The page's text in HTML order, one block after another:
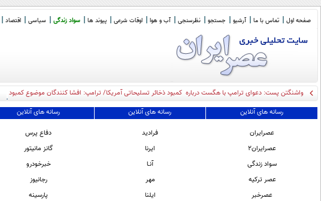
صفحه اول تماس با ما آرشیو جستجو نظرسنجی آب و هوا اوقات شرعی پیوند ها سواد زندگی سیاسی اقتصاد
واشنگتن پست: دعوای ترامپ با هگست درباره کمبود ذخائر تسلیحاتی آمریکا/ ترامپ: افشا کنندگان موضوع کمبود
رسانه های آنلاین
عصرايران
عصرایران2
سواد زندگی
عصر ترکیه
عصرخبر
رسانه های آنلاین
فرادید
ایرنا
آنـا
مهر
ایلنا
رسانه های آنلاین
دفاع پرس
گانز مانیتور
خبرخودرو
رجانیوز
پارسینه